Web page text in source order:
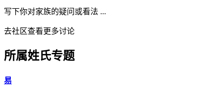
写下你对家族的疑问或看法 ...
去社区查看更多讨论
所属姓氏专题
易